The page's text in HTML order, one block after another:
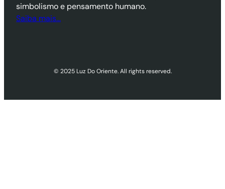
simbolismo e pensamento humano.
Saiba mais…
© 2025 Luz Do Oriente. All rights reserved.